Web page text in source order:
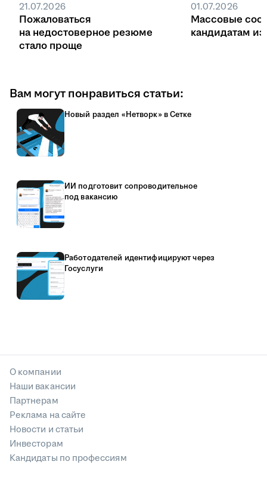
21.07.2026
Пожаловаться
на недостоверное резюме
стало проще
01.07.2026
Массовые
кандидатам
Вам могут понравиться статьи:
Новый раздел «Нетворк» в Сетке
ИИ подготовит сопроводительное
под вакансию
Работодателей идентифицируют через
Госуслуги
О компании
Наши вакансии
Партнерам
Реклама на сайте
Новости и статьи
Инвесторам
Кандидаты по профессиям